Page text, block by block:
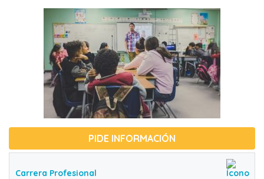
PIDE INFORMACIÓN
Carrera Profesional